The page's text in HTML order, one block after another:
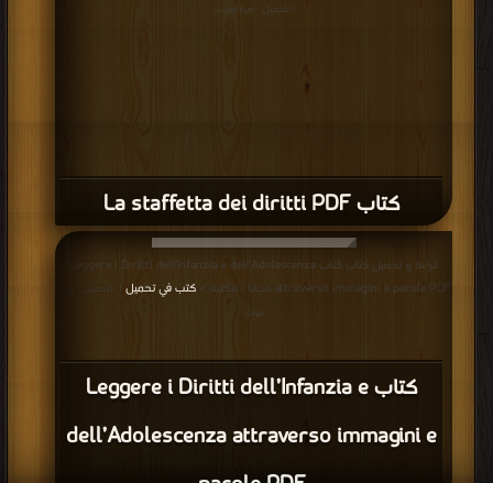
كتاب La staffetta dei diritti PDF
التحميل : مرة/مرات
كتاب Leggere i Diritti dell’Infanzia e
dell’Adolescenza attraverso immagini e
قراءة و تحميل كتاب كتاب Leggere i Diritti dell’Infanzia e dell’Adolescenza
attraverso immagini e parole PDF مجانا | مكتبة >
كتب في تحميل
| التحميل : مرة/
مرات